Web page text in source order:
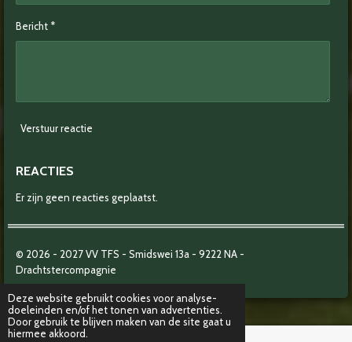
Deze website gebruikt cookies voor analyse-
doeleinden en/of het tonen van advertenties.
Door gebruik te blijven maken van de site gaat u
hiermee akkoord.
Bericht *
Verstuur reactie
REACTIES
Er zijn geen reacties geplaatst.
© 2026 - 2027VV TFS - Smidswei 13a - 9222 NA -
Drachtstercompagnie